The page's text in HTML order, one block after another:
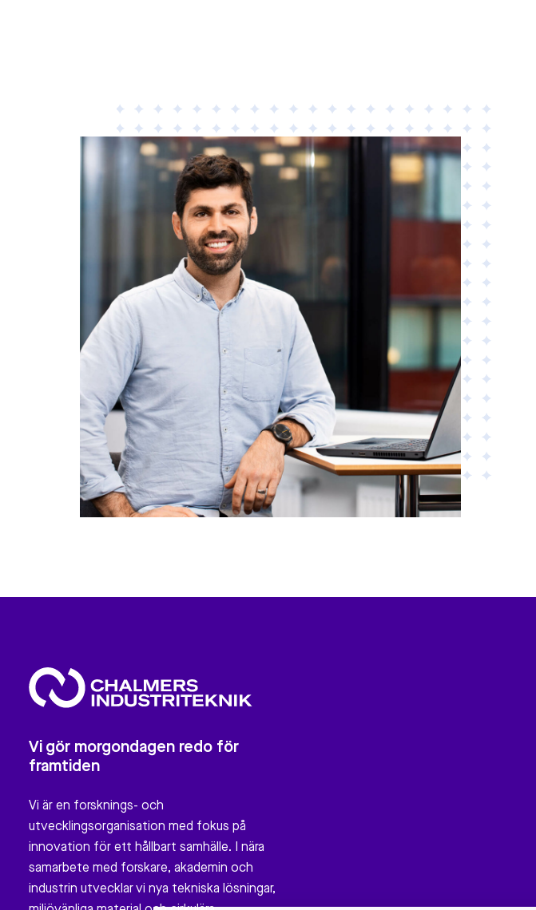
Vi gör morgondagen redo för
framtiden
Vi är en forsknings- och
utvecklingsorganisation med fokus på
innovation för ett hållbart samhälle. I nära
samarbete med forskare, akademin och
industrin utvecklar vi nya tekniska lösningar,